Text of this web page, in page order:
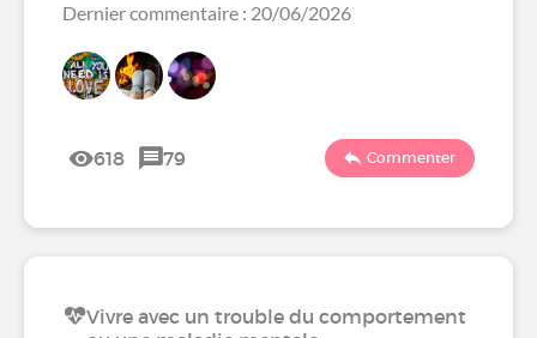
Dernier commentaire : 20/06/2026
618 79 Commenter
Vivre avec un trouble du comportement